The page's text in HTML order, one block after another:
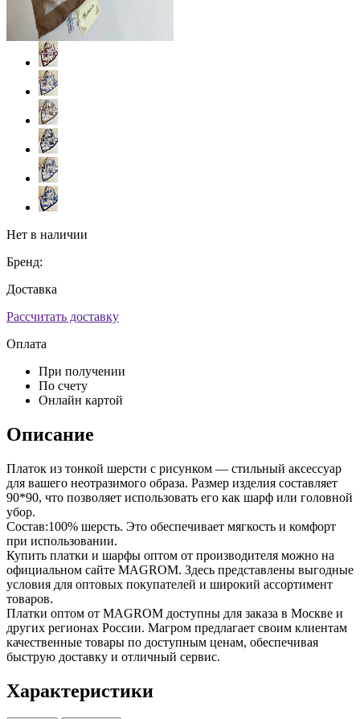
Нет в наличии
Бренд:
Доставка
Рассчитать доставку
Оплата
При получении
По счету
Онлайн картой
Описание
Платок из тонкой шерсти с рисунком — стильный аксессуар
для вашего неотразимого образа. Размер изделия составляет
90*90, что позволяет использовать его как шарф или головной
убор.
Состав:100% шерсть. Это обеспечивает мягкость и комфорт
при использовании.
Купить платки и шарфы оптом от производителя можно на
официальном сайте MAGROM. Здесь представлены выгодные
условия для оптовых покупателей и широкий ассортимент
товаров.
Платки оптом от MAGROM доступны для заказа в Москве и
других регионах России. Магром предлагает своим клиентам
качественные товары по доступным ценам, обеспечивая
быструю доставку и отличный сервис.
Характеристики